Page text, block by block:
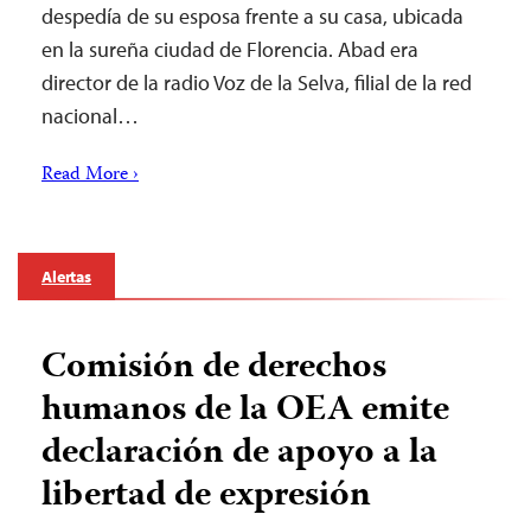
despedía de su esposa frente a su casa, ubicada
en la sureña ciudad de Florencia. Abad era
director de la radio Voz de la Selva, filial de la red
nacional…
Read More ›
Alertas
Comisión de derechos
humanos de la OEA emite
declaración de apoyo a la
libertad de expresión